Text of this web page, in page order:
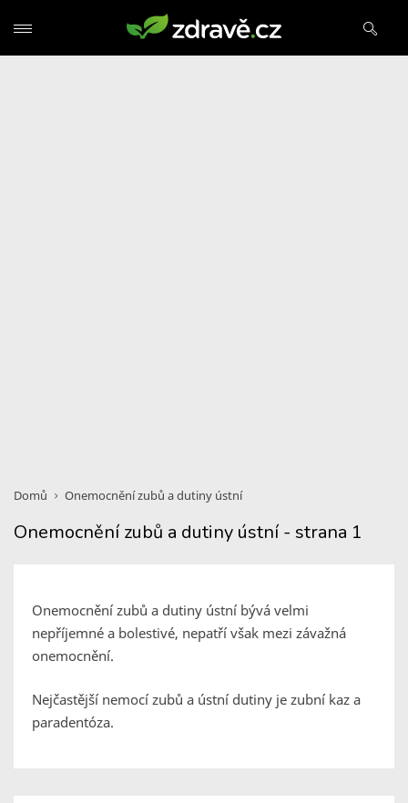
Domů Onemocnění zubů a dutiny ústní
Onemocnění zubů a dutiny ústní - strana 1
Onemocnění zubů a dutiny ústní bývá velmi
nepříjemné a bolestivé, nepatří však mezi závažná
onemocnění.
Nejčastější nemocí zubů a ústní dutiny je zubní kaz a
paradentóza.